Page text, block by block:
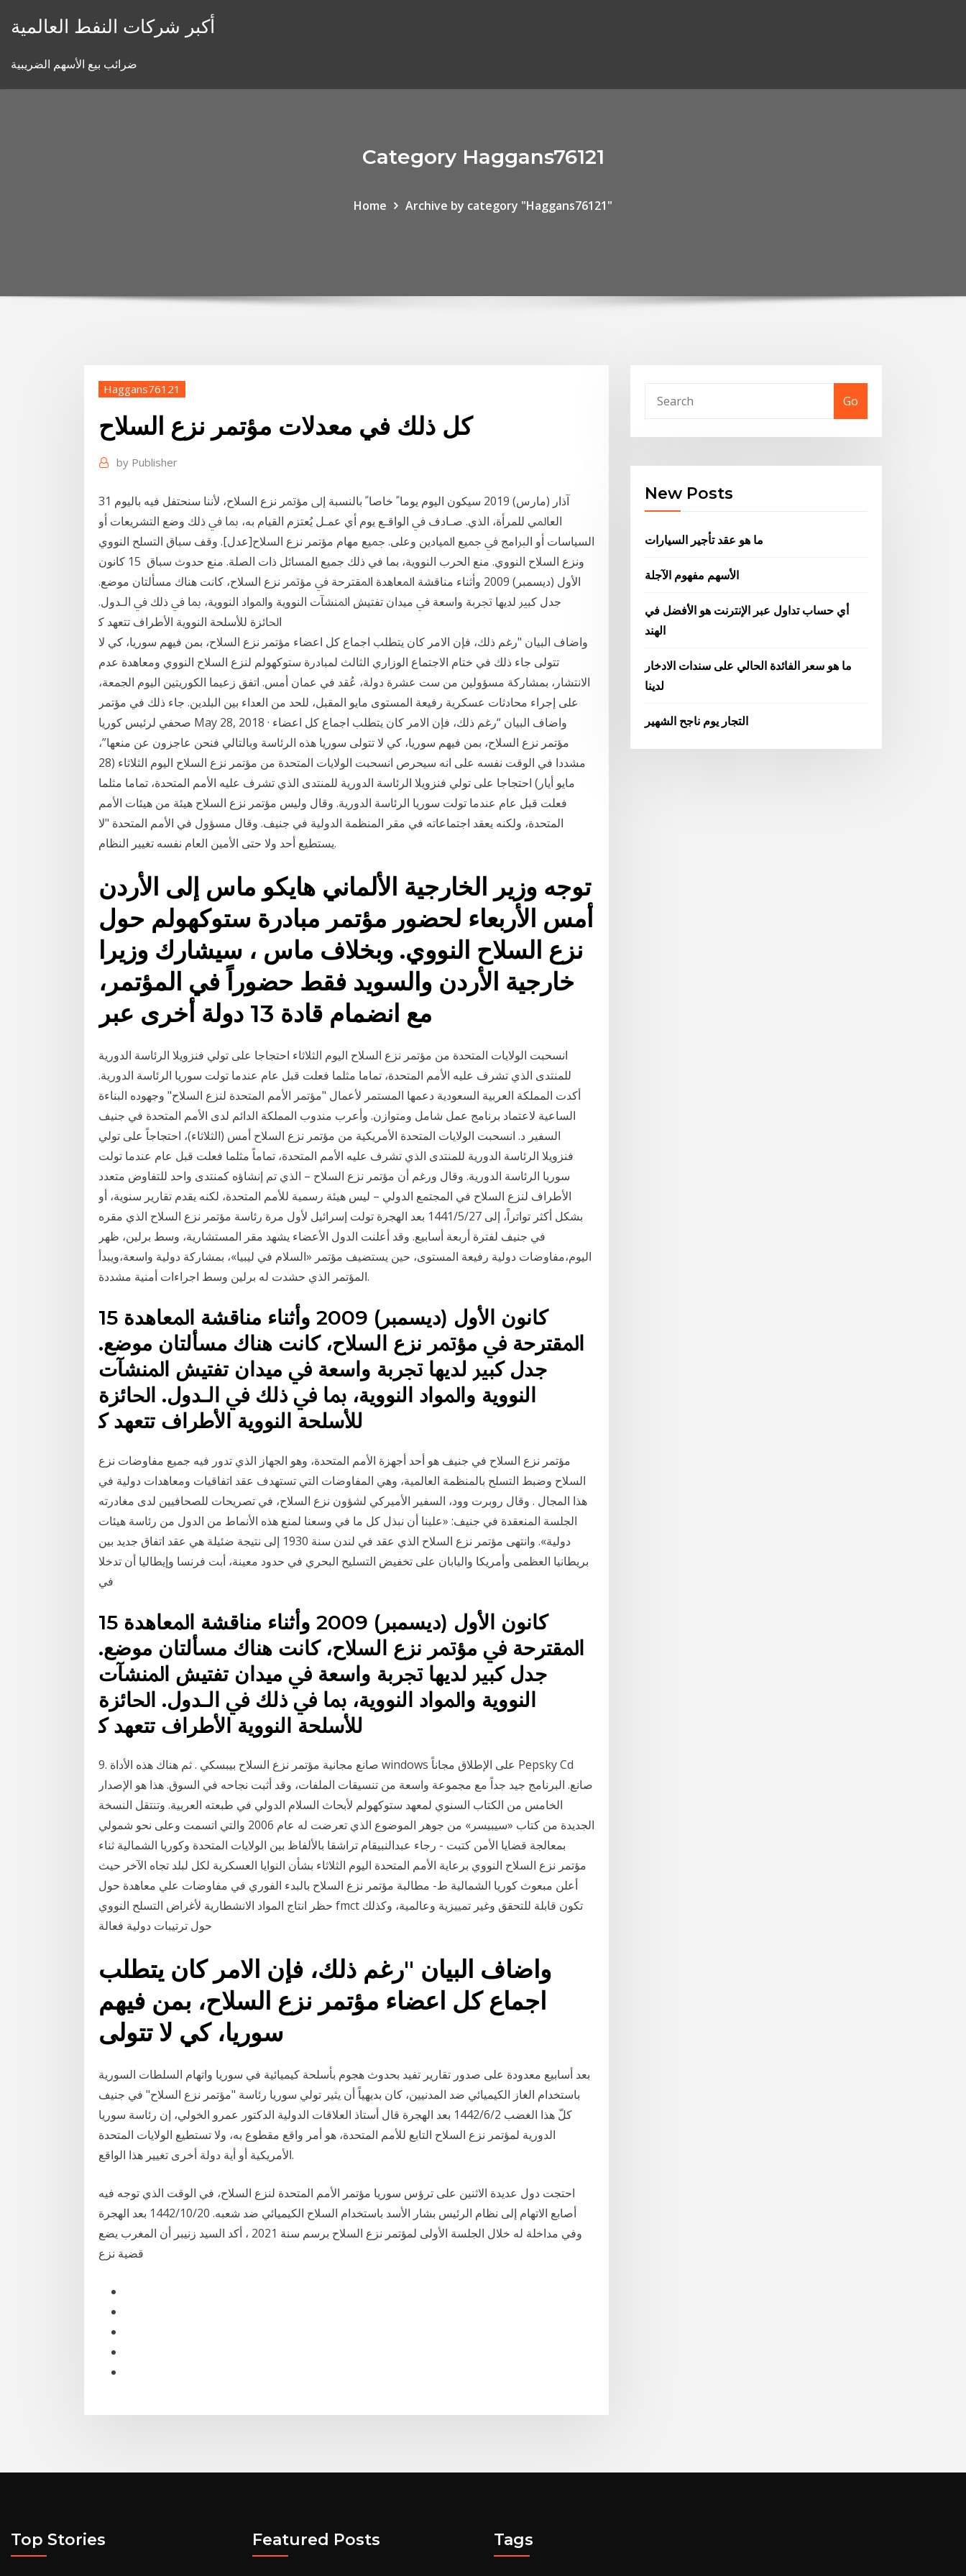
أكبر شركات النفط العالمية
ضرائب بيع الأسهم الضريبية
Category Haggans76121
Home Archive by category "Haggans76121"
Haggans76121
كل ذلك في معدلات مؤتمر نزع السلاح
by Publisher
31 آذار (مارس) 2019 ﺳﻴﻜﻮﻥ ﺍﻟﻴﻮﻡ ﻳﻮﻣﺎﹰ ﺧﺎﺻﺎﹰ ﺑﺎﻟﻨﺴﺒﺔ ﺇﱃ ﻣﺆﲤﺮ ﻧﺰﻉ ﺍﻟﺴﻼﺡ، ﻷﻧﻨﺎ ﺳﻨﺤﺘﻔﻞ ﻓﻴﻪ ﺑﺎﻟﻴﻮﻡ
ﺍﻟﻌﺎﳌﻲ ﻟﻠﻤﺮﺃﺓ، ﺍﻟﺬﻱ. ﺻـﺎﺩﻑ ﰲ ﺍﻟﻮﺍﻗـﻊ ﻳﻮﻡ ﺃﻱ ﻋﻤـﻞ ﻳُﻌﺘﺰﻡ ﺍﻟﻘﻴﺎﻡ ﺑﻪ، ﲟﺎ ﰲ ﺫﻟﻚ ﻭﺿﻊ ﺍﻟﺘﺸﺮﻳﻌﺎﺕ ﺃﻭ
ﺍﻟﺴﻴﺎﺳﺎﺕ ﺃﻭ ﺍﻟﱪﺍﻣﺞ ﰲ ﲨﻴﻊ ﺍﳌﻴﺎﺩﻳﻦ ﻭﻋﻠﻰ. ﲨﻴﻊ مهام مؤتمر نزع السلاح[عدل]. وقف سباق التسلح النووي
ونزع السلاح النووي. منع الحرب النووية، بما في ذلك جميع المسائل ذات الصلة. منع حدوث سباق 15 كانون
الأول (ديسمبر) 2009 ﻭﺃﺛﻨﺎﺀ ﻣﻨﺎﻗﺸﺔ ﺍﳌﻌﺎﻫﺪﺓ ﺍﳌﻘﺘﺮﺣﺔ ﰲ ﻣﺆﲤﺮ ﻧﺰﻉ ﺍﻟﺴﻼﺡ، ﻛﺎﻧﺖ ﻫﻨﺎﻙ ﻣﺴﺄﻟﺘﺎﻥ ﻣﻮﺿﻊ.
ﺟﺪﻝ ﻛﺒﲑ ﻟﺪﻳﻬﺎ ﲡﺮﺑﺔ ﻭﺍﺳﻌﺔ ﰲ ﻣﻴﺪﺍﻥ ﺗﻔﺘﻴﺶ ﺍﳌﻨﺸﺂﺕ ﺍﻟﻨﻮﻭﻳﺔ ﻭﺍﳌﻮﺍﺩ ﺍﻟﻨﻮﻭﻳﺔ، ﲟﺎ ﰲ ﺫﻟﻚ ﰲ ﺍﻟـﺪﻭﻝ.
ﺍﳊﺎﺋﺰﺓ ﻟﻸﺳﻠﺤﺔ ﺍﻟﻨﻮﻭﻳﺔ ﺍﻷﻃﺮﺍﻑ ﺗﺘﻌﻬﺪ ﻛ
واضاف البيان "رغم ذلك، فإن الامر كان يتطلب اجماع كل اعضاء مؤتمر نزع السلاح، بمن فيهم سوريا، كي لا
تتولى جاء ذلك في ختام الاجتماع الوزاري الثالث لمبادرة ستوكهولم لنزع السلاح النووي ومعاهدة عدم
الانتشار، بمشاركة مسؤولين من ست عشرة دولة، عُقد في عمان أمس. اتفق زعيما الكوريتين اليوم الجمعة،
على إجراء محادثات عسكرية رفيعة المستوى مايو المقبل، للحد من العداء بين البلدين. جاء ذلك في مؤتمر
صحفي لرئيس كوريا May 28, 2018 · واضاف البيان “رغم ذلك، فإن الامر كان يتطلب اجماع كل اعضاء
مؤتمر نزع السلاح، بمن فيهم سوريا، كي لا تتولى سوريا هذه الرئاسة وبالتالي فنحن عاجزون عن منعها”،
مشددا في الوقت نفسه على انه سيحرص انسحبت الولايات المتحدة من مؤتمر نزع السلاح اليوم الثلاثاء (28
مايو أيار) احتجاجا على تولي فنزويلا الرئاسة الدورية للمنتدى الذي تشرف عليه الأمم المتحدة، تماما مثلما
فعلت قبل عام عندما تولت سوريا الرئاسة الدورية. وقال وليس مؤتمر نزع السلاح هيئة من هيئات الأمم
المتحدة، ولكنه يعقد اجتماعاته في مقر المنظمة الدولية في جنيف. وقال مسؤول في الأمم المتحدة "لا
يستطيع أحد ولا حتى الأمين العام نفسه تغيير النظام.
توجه وزير الخارجية الألماني هايكو ماس إلى الأردن
أمس الأربعاء لحضور مؤتمر مبادرة ستوكهولم حول
نزع السلاح النووي. وبخلاف ماس ، سيشارك وزيرا
خارجية الأردن والسويد فقط حضوراً في المؤتمر،
مع انضمام قادة 13 دولة أخرى عبر
انسحبت الولايات المتحدة من مؤتمر نزع السلاح اليوم الثلاثاء احتجاجا على تولي فنزويلا الرئاسة الدورية
للمنتدى الذي تشرف عليه الأمم المتحدة، تماما مثلما فعلت قبل عام عندما تولت سوريا الرئاسة الدورية.
أكدت المملكة العربية السعودية دعمها المستمر لأعمال "مؤتمر الأمم المتحدة لنزع السلاح" وجهوده البناءة
الساعية لاعتماد برنامج عمل شامل ومتوازن. وأعرب مندوب المملكة الدائم لدى الأمم المتحدة في جنيف
السفير د. انسحبت الولايات المتحدة الأمريكية من مؤتمر نزع السلاح أمس (الثلاثاء)، احتجاجاً على تولي
فنزويلا الرئاسة الدورية للمنتدى الذي تشرف عليه الأمم المتحدة، تماماً مثلما فعلت قبل عام عندما تولت
سوريا الرئاسة الدورية. وقال ورغم أن مؤتمر نزع السلاح – الذي تم إنشاؤه كمنتدى واحد للتفاوض متعدد
الأطراف لنزع السلاح في المجتمع الدولي – ليس هيئة رسمية للأمم المتحدة، لكنه يقدم تقارير سنوية، أو
بشكل أكثر تواتراً، إلى 27‏‏/5‏‏/1441 بعد الهجرة تولت إسرائيل لأول مرة رئاسة مؤتمر نزع السلاح الذي مقره
في جنيف لفترة أربعة أسابيع. وقد أعلنت الدول الأعضاء يشهد مقر المستشارية، وسط برلين، ظهر
اليوم،مفاوضات دولية رفيعة المستوى، حين يستضيف مؤتمر «السلام في ليبيا»، بمشاركة دولية واسعة،ويبدأ
المؤتمر الذي حشدت له برلين وسط اجراءات أمنية مشددة.
15 كانون الأول (ديسمبر) 2009 ﻭﺃﺛﻨﺎﺀ ﻣﻨﺎﻗﺸﺔ ﺍﳌﻌﺎﻫﺪﺓ
ﺍﳌﻘﺘﺮﺣﺔ ﰲ ﻣﺆﲤﺮ ﻧﺰﻉ ﺍﻟﺴﻼﺡ، ﻛﺎﻧﺖ ﻫﻨﺎﻙ ﻣﺴﺄﻟﺘﺎﻥ ﻣﻮﺿﻊ.
ﺟﺪﻝ ﻛﺒﲑ ﻟﺪﻳﻬﺎ ﲡﺮﺑﺔ ﻭﺍﺳﻌﺔ ﰲ ﻣﻴﺪﺍﻥ ﺗﻔﺘﻴﺶ ﺍﳌﻨﺸﺂﺕ
ﺍﻟﻨﻮﻭﻳﺔ ﻭﺍﳌﻮﺍﺩ ﺍﻟﻨﻮﻭﻳﺔ، ﲟﺎ ﰲ ﺫﻟﻚ ﰲ ﺍﻟـﺪﻭﻝ. ﺍﳊﺎﺋﺰﺓ
ﻟﻸﺳﻠﺤﺔ ﺍﻟﻨﻮﻭﻳﺔ ﺍﻷﻃﺮﺍﻑ ﺗﺘﻌﻬﺪ ﻛ
مؤتمر نزع السلاح في جنيف هو أحد أجهزة الأمم المتحدة، وهو الجهاز الذي تدور فيه جميع مفاوضات نزع
السلاح وضبط التسلح بالمنظمة العالمية، وهي المفاوضات التي تستهدف عقد اتفاقيات ومعاهدات دولية في
هذا المجال . وقال روبرت وود، السفير الأميركي لشؤون نزع السلاح، في تصريحات للصحافيين لدى مغادرته
الجلسة المنعقدة في جنيف: «علينا أن نبذل كل ما في وسعنا لمنع هذه الأنماط من الدول من رئاسة هيئات
دولية». وانتهى مؤتمر نزع السلاح الذي عقد في لندن سنة 1930 إلى نتيجة ضئيلة هي عقد اتفاق جديد بين
بريطانيا العظمى وأمريكا واليابان على تخفيض التسليح البحري في حدود معينة، أبت فرنسا وإيطاليا أن تدخلا
في
15 كانون الأول (ديسمبر) 2009 ﻭﺃﺛﻨﺎﺀ ﻣﻨﺎﻗﺸﺔ ﺍﳌﻌﺎﻫﺪﺓ
ﺍﳌﻘﺘﺮﺣﺔ ﰲ ﻣﺆﲤﺮ ﻧﺰﻉ ﺍﻟﺴﻼﺡ، ﻛﺎﻧﺖ ﻫﻨﺎﻙ ﻣﺴﺄﻟﺘﺎﻥ ﻣﻮﺿﻊ.
ﺟﺪﻝ ﻛﺒﲑ ﻟﺪﻳﻬﺎ ﲡﺮﺑﺔ ﻭﺍﺳﻌﺔ ﰲ ﻣﻴﺪﺍﻥ ﺗﻔﺘﻴﺶ ﺍﳌﻨﺸﺂﺕ
ﺍﻟﻨﻮﻭﻳﺔ ﻭﺍﳌﻮﺍﺩ ﺍﻟﻨﻮﻭﻳﺔ، ﲟﺎ ﰲ ﺫﻟﻚ ﰲ ﺍﻟـﺪﻭﻝ. ﺍﳊﺎﺋﺰﺓ
ﻟﻸﺳﻠﺤﺔ ﺍﻟﻨﻮﻭﻳﺔ ﺍﻷﻃﺮﺍﻑ ﺗﺘﻌﻬﺪ ﻛ
9. صانع مجانية مؤتمر نزع السلاح بيبسكي . ثم هناك هذه الأداة windows على الإطلاق مجاناً Pepsky Cd
صانع. البرنامج جيد جداً مع مجموعة واسعة من تنسيقات الملفات، وقد أثبت نجاحه في السوق. هذا هو الإصدار
الخامس من الكتاب السنوي لمعهد ستوكهولم لأبحاث السلام الدولي في طبعته العربية. وتنتقل النسخة
الجديدة من كتاب «سيبيسر» من جوهر الموضوع الذي تعرضت له عام 2006 والتي اتسمت وعلى نحو شمولي
بمعالجة قضايا الأمن كتبت - رجاء عبدالنبيقام تراشقا بالألفاظ بين الولايات المتحدة وكوريا الشمالية ثناء
مؤتمر نزع السلاح النووي برعاية الأمم المتحدة اليوم الثلاثاء بشأن النوايا العسكرية لكل لبلد تجاه الآخر حيث
أعلن مبعوث كوريا الشمالية ط- مطالبة مؤتمر نزع السلاح بالبدء الفوري في مفاوضات علي معاهدة حول
حظر انتاج المواد الانشطارية لأغراض التسلح النووي fmct تكون قابلة للتحقق وغير تمييزية وعالمية، وكذلك
حول ترتيبات دولية فعالة
واضاف البيان "رغم ذلك، فإن الامر كان يتطلب
اجماع كل اعضاء مؤتمر نزع السلاح، بمن فيهم
سوريا، كي لا تتولى
بعد أسابيع معدودة على صدور تقارير تفيد بحدوث هجوم بأسلحة كيميائية في سوريا واتهام السلطات السورية
باستخدام الغاز الكيميائي ضد المدنيين، كان بديهياً أن يثير تولي سوريا رئاسة "مؤتمر نزع السلاح" في جنيف
كلّ هذا الغضب 2‏‏/6‏‏/1442 بعد الهجرة قال أستاذ العلاقات الدولية الدكتور عمرو الخولي، إن رئاسة سوريا
الدورية لمؤتمر نزع السلاح التابع للأمم المتحدة، هو أمر واقع مقطوع به، ولا تستطيع الولايات المتحدة
الأمريكية أو أية دولة أخرى تغيير هذا الواقع.
احتجت دول عديدة الاثنين على ترؤس سوريا مؤتمر الأمم المتحدة لنزع السلاح، في الوقت الذي توجه فيه
أصابع الاتهام إلى نظام الرئيس بشار الأسد باستخدام السلاح الكيميائي ضد شعبه. 20‏‏/10‏‏/1442 بعد الهجرة
وفي مداخلة له خلال الجلسة الأولى لمؤتمر نزع السلاح برسم سنة 2021 ، أكد السيد زنيبر أن المغرب يضع
قضية نزع
Go
New Posts
ما هو عقد تأجير السيارات
الأسهم مفهوم الآجلة
أي حساب تداول عبر الإنترنت هو الأفضل في
الهند
ما هو سعر الفائدة الحالي على سندات الادخار
لدينا
التجار يوم ناجح الشهير
Top Stories Featured Posts Tags